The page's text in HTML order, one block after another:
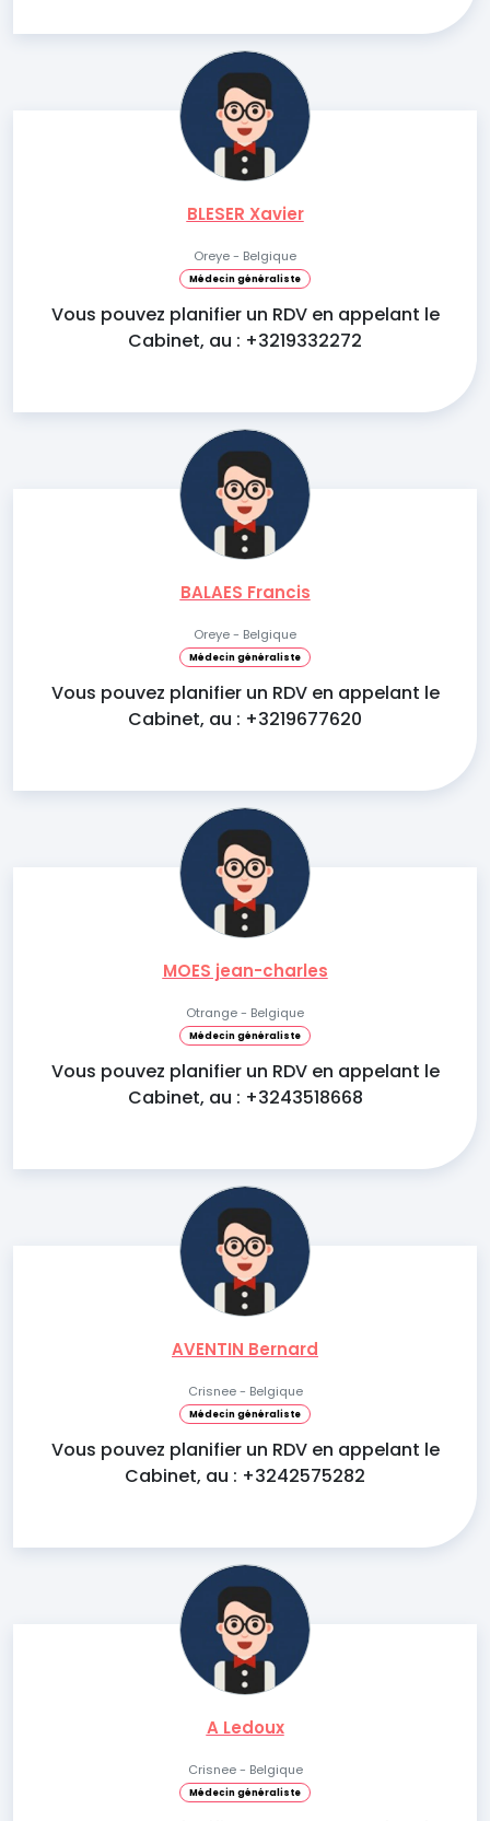
BLESER Xavier
Oreye - Belgique
Médecin généraliste
Vous pouvez planifier un RDV en appelant le
Cabinet, au : +3219332272
BALAES Francis
Oreye - Belgique
Médecin généraliste
Vous pouvez planifier un RDV en appelant le
Cabinet, au : +3219677620
MOES jean-charles
Otrange - Belgique
Médecin généraliste
Vous pouvez planifier un RDV en appelant le
Cabinet, au : +3243518668
AVENTIN Bernard
Crisnee - Belgique
Médecin généraliste
Vous pouvez planifier un RDV en appelant le
Cabinet, au : +3242575282
A Ledoux
Crisnee - Belgique
Médecin généraliste